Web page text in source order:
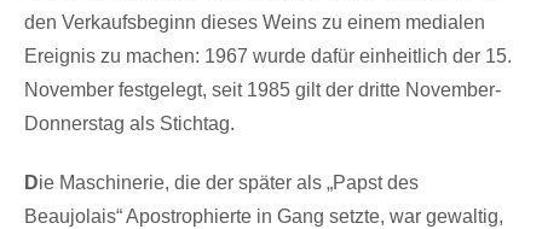
den Verkaufsbeginn dieses Weins zu einem medialen
Ereignis zu machen: 1967 wurde dafür einheitlich der 15.
November festgelegt, seit 1985 gilt der dritte November-
Donnerstag als Stichtag.
Die Maschinerie, die der später als „Papst des
Beaujolais“ Apostrophierte in Gang setzte, war gewaltig,